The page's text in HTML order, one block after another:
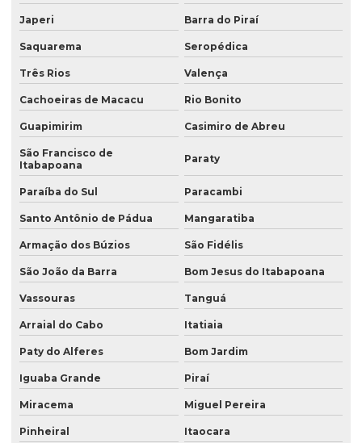
Japeri Barra do Piraí
Saquarema Seropédica
Três Rios Valença
Cachoeiras de Macacu Rio Bonito
Guapimirim Casimiro de Abreu
São Francisco de
Itabapoana
Paraty
Paraíba do Sul Paracambi
Santo Antônio de Pádua Mangaratiba
Armação dos Búzios São Fidélis
São João da Barra Bom Jesus do Itabapoana
Vassouras Tanguá
Arraial do Cabo Itatiaia
Paty do Alferes Bom Jardim
Iguaba Grande Piraí
Miracema Miguel Pereira
Pinheiral Itaocara